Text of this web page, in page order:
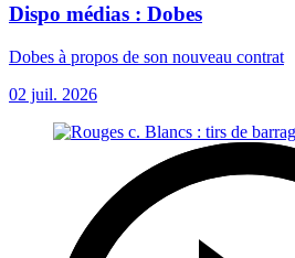
Dispo médias : Dobes
Dobes à propos de son nouveau contrat
02 juil. 2026